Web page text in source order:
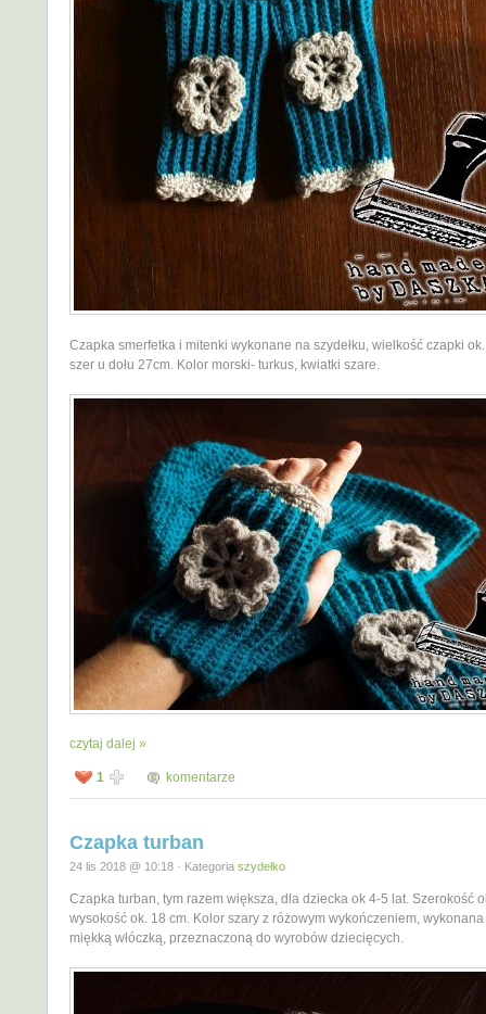
Czapka smerfetka i mitenki wykonane na szydełku, wielkość czapki
szer u dołu 27cm. Kolor morski- turkus, kwiatki szare.
czytaj dalej »
1 komentarze
Czapka turban
24 lis 2018 @ 10:18 · Kategoria szydełko
Czapka turban, tym razem większa, dla dziecka ok 4-5 lat. Szerokość
wysokość ok. 18 cm. Kolor szary z różowym wykończeniem, wykonana
miękką włóczką, przeznaczoną do wyrobów dziecięcych.